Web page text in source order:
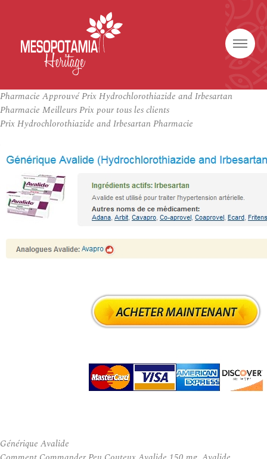
Pharmacie Approuvé Prix Hydrochlorothiazide and Irbesartan
Pharmacie Meilleurs Prix pour tous les clients
Prix Hydrochlorothiazide and Irbesartan Pharmacie
Générique Avalide